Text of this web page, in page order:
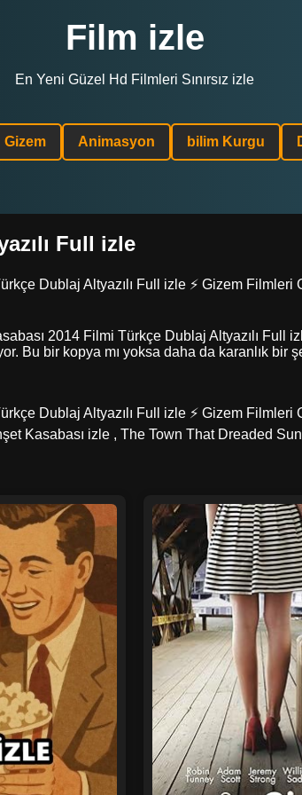
Film izle
En Yeni Güzel Hd Filmleri Sınırsız izle
Gizem Animasyon bilim Kurgu
Full izle
Dublaj Altyazılı Full izle ⚡ Gizem
2014 Filmi Türkçe Dublaj Altyazılı Full
Bu bir kopya mı yoksa daha da karanlık
Dublaj Altyazılı Full izle ⚡ Gizem
Kasabası izle , The Town That Dreaded